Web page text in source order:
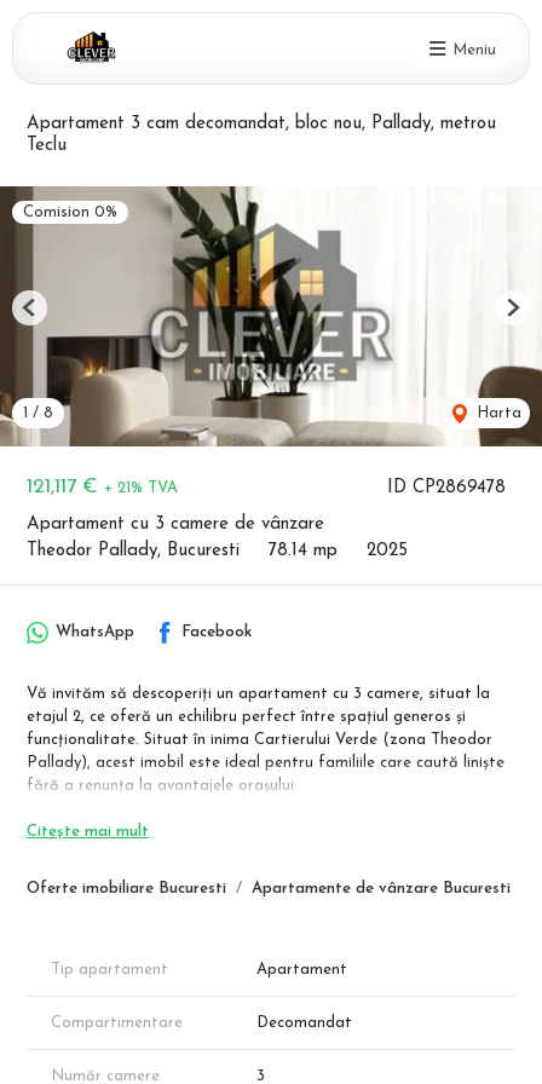
Meniu
Apartament 3 cam decomandat, bloc nou, Pallady, metrou
Teclu
ID CP2869478
121,117 € + 21% TVA
Apartament cu 3 camere de vânzare
Theodor Pallady, Bucuresti
78.14 mp 2025
Comision 0%
1 / 8 Harta
Previous
Oferte imobiliare Bucuresti Apartamente de vânzare Bucuresti
WhatsApp Facebook
Vă invităm să descoperiți un apartament cu 3 camere, situat la
etajul 2, ce oferă un echilibru perfect între spațiul generos și
funcționalitate. Situat în inima Cartierului Verde (zona Theodor
Pallady), acest imobil este ideal pentru familiile care caută liniște
fără a renunța la avantajele orașului.
Detalii Compartimentare:
Dormitor 1: 16.52 mp
Băi: 5.24 mp și 3.50 mp
Titan-Pallady, oferind acces rapid la:
Retail & Shopping: IKEA, Auchan Pallady, Jumbo, Metro,
Decathlon, Dedeman, Leroy Merlin.
Citește mai mult
Tip apartament Apartament
Compartimentare Decomandat
Număr camere 3